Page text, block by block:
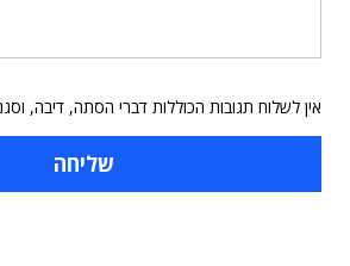
אין לשלוח תגובות הכוללות דברי הסתה, דיבה,